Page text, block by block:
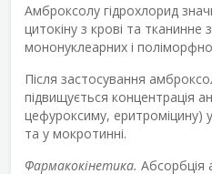
Амброксолу гідрохлорид
цитокіну з крові та тканинне
мононуклеарних і
Після застосування
підвищується концентрація
цефуроксиму, еритроміцину)
та у мокротинні.
Фармакокінетика. Абсорбція